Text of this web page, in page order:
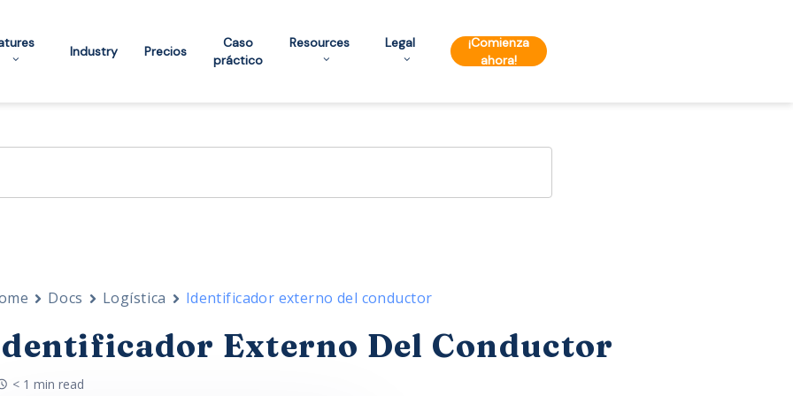
Industry Precios
Caso
práctico
Resources Legal
¡Comienza
ahora!
Docs Logística Identificador externo del conductor
Externo Del Conductor
< 1 min read